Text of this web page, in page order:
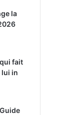
la
fait
lui in